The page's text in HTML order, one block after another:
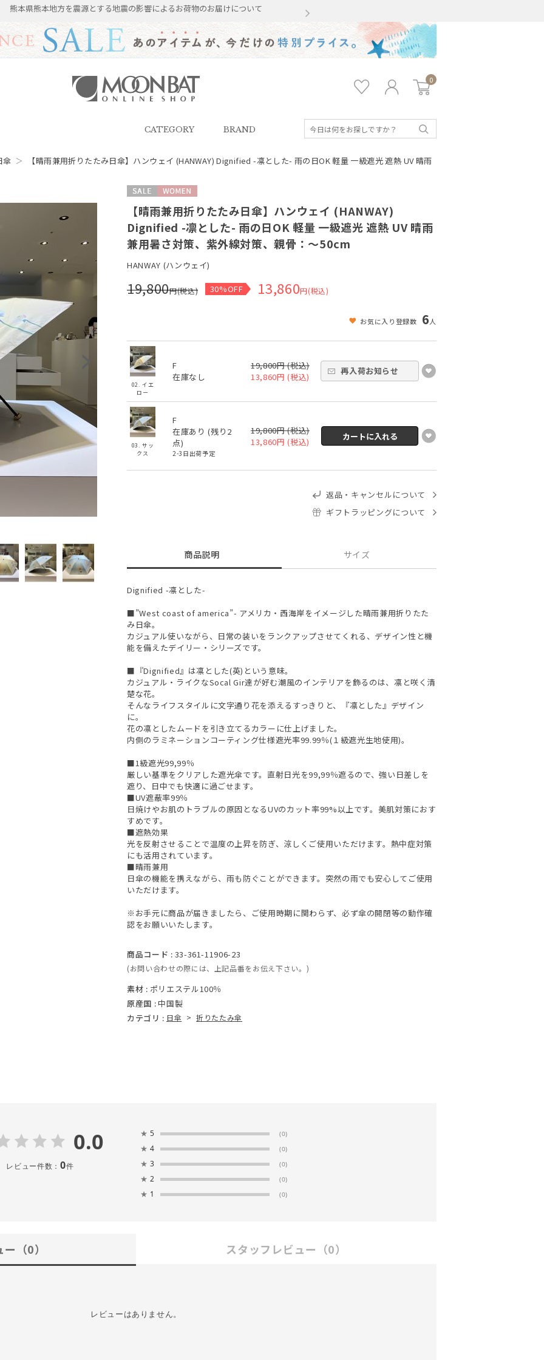
熊本県熊本地方を震源とする地震の影響によるお荷物のお届けについて
SHOP（ムーンバットオンラインシ
り
イ
ン
0
CATEGORY BRAND
検
傘 ＞ 【晴雨兼用折りたたみ日傘】ハンウェイ (HANWAY) Dignified -凛とした- 雨の日OK 軽量 一級遮光 遮熱 UV 晴雨
【晴雨兼用折りたたみ日傘】ハンウェイ (HANWAY)
Dignified -凛とした- 雨の日OK 軽量 一級遮光 遮熱 UV 晴雨
兼用暑さ対策、紫外線対策、親骨：～50cm
HANWAY (ハンウェイ)
19,800円(税込) 30%OFF 13,860円(税込)
お気に入り登録数 6人
02. イエ
ロー
F
在庫なし
19,800円 (税込)
13,860円 (税込)
再入荷お知らせ
03. サッ
クス
F
在庫あり (残り 2
点)
2-3日出荷予定
19,800円 (税込)
13,860円 (税込)
返品・キャンセルについて
ギフトラッピングについて
商品説明 サイズ
Dignified -凛とした-
■”West coast of america”- アメリカ・西海岸をイメージした晴雨兼用折りたた
み日傘。
カジュアル使いながら、日常の装いをランクアップさせてくれる、デザイン性と機
能を備えたデイリー・シリーズです。
■『Dignified』は凛とした(英)という意味。
カジュアル・ライクなSocal Gir達が好む潮風のインテリアを飾るのは、凛と咲く清
楚な花。
そんなライフスタイルに文字通り花を添えるすっきりと、『凛とした』デザイン
に。
花の凛としたムードを引き立てるカラーに仕上げました。
内側のラミネーションコーティング仕様遮光率99.99％(１級遮光生地使用)。
■1級遮光99,99％
厳しい基準をクリアした遮光傘です。直射日光を99,99％遮るので、強い日差しを
遮り、日中でも快適に過ごせます。
■UV遮蔽率99％
日焼けやお肌のトラブルの原因となるUVのカット率99%以上です。美肌対策におす
すめです。
■遮熱効果
光を反射させることで温度の上昇を防ぎ、涼しくご使用いただけます。熱中症対策
にも活用されています。
■晴雨兼用
日傘の機能を携えながら、雨も防ぐことができます。突然の雨でも安心してご使用
いただけます。
※お手元に商品が届きましたら、ご使用時期に関わらず、必ず傘の開閉等の動作確
認をお願いいたします。
商品コード : 33-361-11906-23
(お問い合わせの際には、上記品番をお伝え下さい。)
素材 : ポリエステル100％
原産国 :中国製
カテゴリ : 日傘 > 折りたたみ傘
0.0
レビュー件数： 0件
★ 5 (0)
★ 4 (0)
★ 3 (0)
★ 2 (0)
★ 1 (0)
ー （0） スタッフレビュー （0）
レビューはありません。